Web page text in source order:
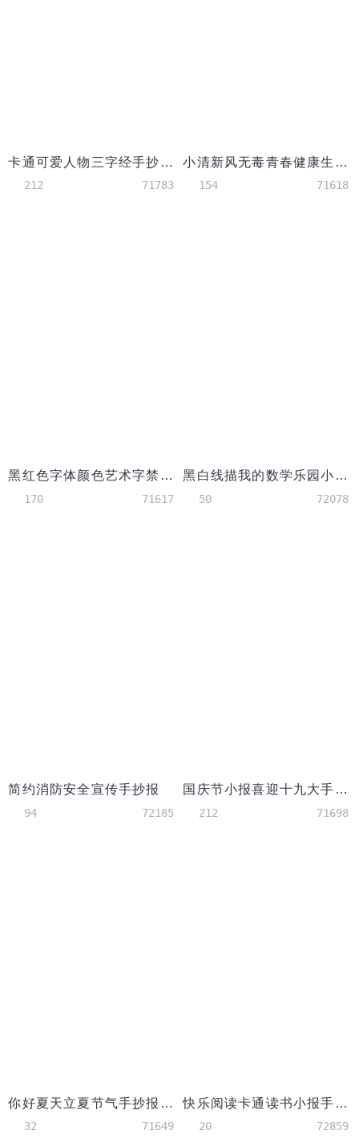
卡通可爱人物三字经手抄报含空白模板
212 71783
小清新风无毒青春健康生活禁毒手抄报
154 71618
黑红色字体颜色艺术字禁毒手抄报
170 71617
黑白线描我的数学乐园小手抄报word模板
50 72078
简约消防安全宣传手抄报
94 72185
国庆节小报喜迎十九大手抄报爱国电子小报
212 71698
你好夏天立夏节气手抄报小报Word模板
32 71649
快乐阅读卡通读书小报手抄报
20 72859